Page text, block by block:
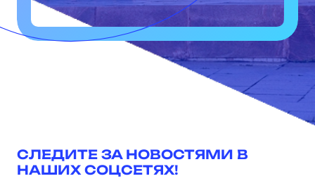
СЛЕДИТЕ ЗА НОВОСТЯМИ В
НАШИХ СОЦСЕТЯХ!